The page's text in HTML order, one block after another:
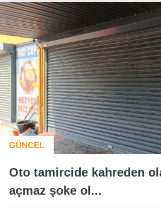
GÜNCEL
Oto tamircide kahreden
açmaz şoke ol...